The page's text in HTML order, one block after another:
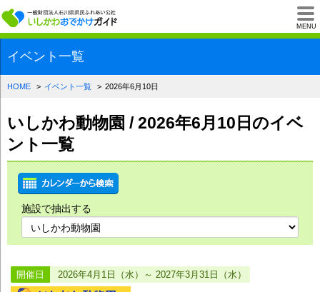
MENU
一般財団法人石川
イベント一覧
HOME イベント一覧 2026年6月10日
いしかわ動物園 / 2026年6月10日のイベ
ント一覧
施設で抽出する
開催日 2026年4月1日（水）～ 2027年3月31日（水）